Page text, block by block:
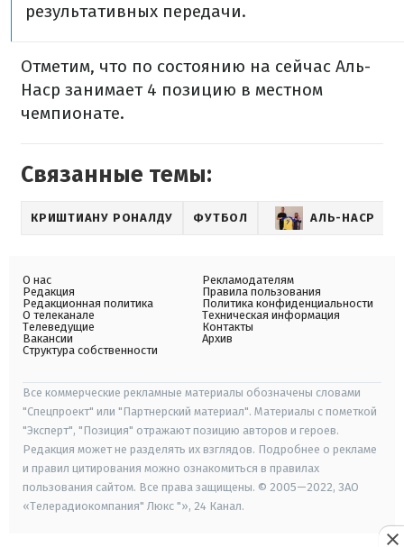
результативных передачи.
Отметим, что по состоянию на сейчас Аль-
Наср занимает 4 позицию в местном
чемпионате.
Связанные темы:
КРИШТИАНУ РОНАЛДУ ФУТБОЛ АЛЬ-НАСР
О нас
Редакция
Редакционная политика
О телеканале
Телеведущие
Вакансии
Структура собственности
Рекламодателям
Правила пользования
Политика конфиденциальности
Техническая информация
Контакты
Архив
Все коммерческие рекламные материалы обозначены словами
"Спецпроект" или "Партнерский материал". Материалы с пометкой
"Эксперт", "Позиция" отражают позицию авторов и героев.
Редакция может не разделять их взглядов. Подробнее о рекламе
и правил цитирования можно ознакомиться в правилах
пользования сайтом. Все права защищены. © 2005—2022, ЗАО
«Телерадиокомпания" Люкс "», 24 Канал.